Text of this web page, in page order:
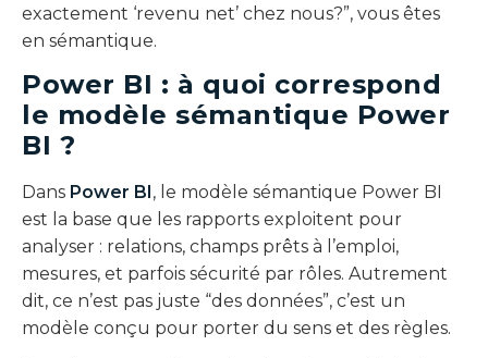
exactement ‘revenu net’ chez nous?”, vous êtes
en sémantique.
Power BI : à quoi correspond
le modèle sémantique Power
BI ?
Dans Power BI, le modèle sémantique Power BI
est la base que les rapports exploitent pour
analyser : relations, champs prêts à l’emploi,
mesures, et parfois sécurité par rôles. Autrement
dit, ce n’est pas juste “des données”, c’est un
modèle conçu pour porter du sens et des règles.